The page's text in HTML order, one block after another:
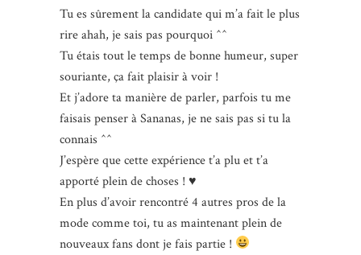
Tu es sûrement la candidate qui m’a fait le plus
rire ahah, je sais pas pourquoi ^^
Tu étais tout le temps de bonne humeur, super
souriante, ça fait plaisir à voir !
Et j’adore ta manière de parler, parfois tu me
faisais penser à Sananas, je ne sais pas si tu la
connais ^^
J’espère que cette expérience t’a plu et t’a
apporté plein de choses ! ♥
En plus d’avoir rencontré 4 autres pros de la
mode comme toi, tu as maintenant plein de
nouveaux fans dont je fais partie !